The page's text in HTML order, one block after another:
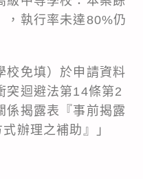
，執行率未達80%仍
校免填）於申請資料
突迴避法第14條第2
係揭露表『事前揭露
辦理之補助』」